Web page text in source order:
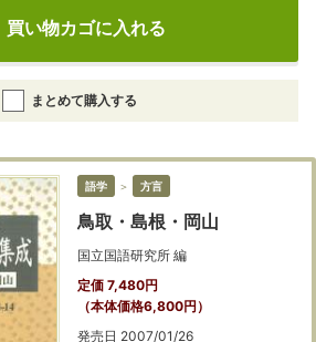
買い物カゴに入れる
まとめて購入する
語学 ＞ 方言
鳥取・島根・岡山
国立国語研究所 編
定価 7,480円
（本体価格6,800円）
発売日 2007/01/26